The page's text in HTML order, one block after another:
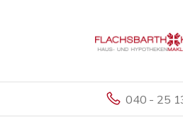
040 - 25